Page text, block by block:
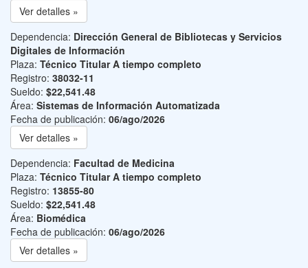
Ver detalles »
Dependencia: Dirección General de Bibliotecas y Servicios
Digitales de Información
Plaza: Técnico Titular A tiempo completo
Registro: 38032-11
Sueldo: $22,541.48
Área: Sistemas de Información Automatizada
Fecha de publicación: 06/ago/2026
Ver detalles »
Dependencia: Facultad de Medicina
Plaza: Técnico Titular A tiempo completo
Registro: 13855-80
Sueldo: $22,541.48
Área: Biomédica
Fecha de publicación: 06/ago/2026
Ver detalles »